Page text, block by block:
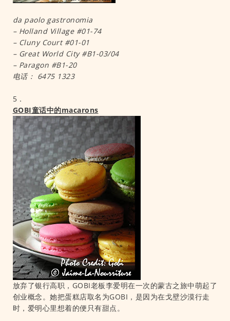
da paolo gastronomia
– Holland Village #01-74
– Cluny Court #01-01
– Great World City #B1-03/04
– Paragon #B1-20
电话： 6475 1323
5．
GOBI童话中的macarons
放弃了银行高职，GOBI老板李爱明在一次的蒙古之旅中萌起了
创业概念。她把蛋糕店取名为GOBI，是因为在戈壁沙漠行走
时，爱明心里想着的便只有甜点。